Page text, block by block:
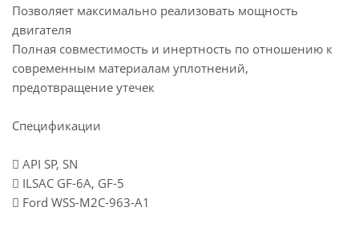
Позволяет максимально реализовать мощность
двигателя
Полная совместимость и инертность по отношению к
современным материалам уплотнений,
предотвращение утечек
Спецификации
 API SP, SN
 ILSAC GF-6A, GF-5
 Ford WSS-M2C-963-A1